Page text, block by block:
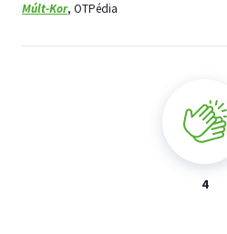
Múlt-Kor, OTPédia
4